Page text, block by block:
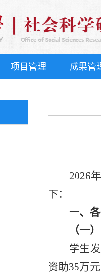
项目管理 成果管
2026
下：
一、
（一）
学生
资助35万